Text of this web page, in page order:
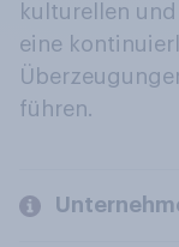
kulturellen
eine
führen.